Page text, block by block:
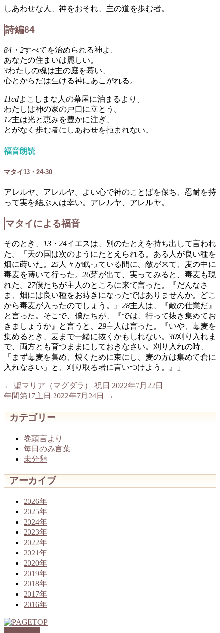
しあわせな人、神をおそれ、主の道を歩む者。
詩編84
84・2すべてを治められる神よ、
あなたの住まいは麗しい。
3わたしの魂は主の庭を慕い、
心とからだは生ける神にあこがれる。
11cdよこしまな人の幕屋に泊まるより、
わたしは神の家の戸口に立とう。
12主は光と恵みを豊かに注ぎ、
とがなく歩む者にしあわせを拒まれない。
福音朗読
マタイ13・24-30
アレルヤ、アレルヤ。よい心で神のことばを保ち、忍耐を持
って実を結ぶ人は幸い。アレルヤ、アレルヤ。
マタイによる福音
そのとき、 13・24イエスは、別のたとえを持ち出して言われ
た。「天の国は次のようにたとえられる。ある人が良い種を
畑に蒔いた。 25人々が眠っている間に、敵が来て、麦の中に
毒麦を蒔いて行った。 26芽が出て、実ってみると、毒麦も現
れた。 27僕たちが主人のところに来て言った。『だんなさ
ま、畑には良い種をお蒔きになったではありませんか。どこ
から毒麦が入ったのでしょう。』 28主人は、『敵の仕業だ』
と言った。そこで、僕たちが、『では、行って抜き集めてお
きましょうか』と言うと、 29主人は言った。『いや、毒麦を
集めるとき、麦まで一緒に抜くかもしれない。 30刈り入れま
で、両方とも育つままにしておきなさい。刈り入れの時、
「まず毒麦を集め、焼くために束にし、麦の方は集めて倉に
入れなさい」と、刈り取る者に言いつけよう。』」
← 聖マリア（マグダラ） 祝日 2022年7月22日
年間第17主日 2022年7月24日
→
カテゴリー
巻頭言より
毎日のみ言葉
未分類
アーカイブ
2026年
2025年
2024年
2023年
2022年
2021年
2020年
2019年
2018年
2017年
2016年